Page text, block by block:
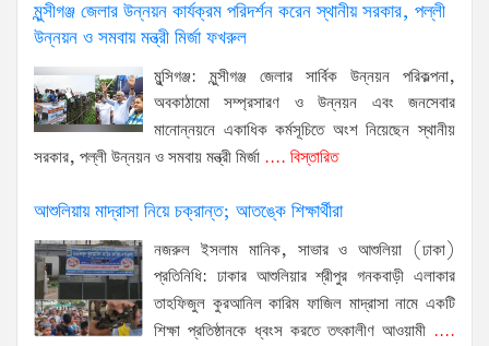
মুন্সীগঞ্জ জেলার উন্নয়ন কার্যক্রম পরিদর্শন করেন স্থানীয় সরকার, পল্লী
উন্নয়ন ও সমবায় মন্ত্রী মির্জা ফখরুল
মুন্সিগঞ্জ: মুন্সীগঞ্জ জেলার সার্বিক উন্নয়ন পরিকল্পনা,
অবকাঠামো সম্প্রসারণ ও উন্নয়ন এবং জনসেবার
মানোন্নয়নে একাধিক কর্মসূচিতে অংশ নিয়েছেন স্থানীয়
সরকার, পল্লী উন্নয়ন ও সমবায় মন্ত্রী মির্জা .... বিস্তারিত
আশুলিয়ায় মাদ্রাসা নিয়ে চক্রান্ত; আতঙ্কে শিক্ষার্থীরা
নজরুল ইসলাম মানিক, সাভার ও আশুলিয়া (ঢাকা)
প্রতিনিধি: ঢাকার আশুলিয়ার শ্রীপুর গনকবাড়ী এলাকার
তাহফিজুল কুরআনিল কারিম ফাজিল মাদ্রাসা নামে একটি
শিক্ষা প্রতিষ্ঠানকে ধ্বংস করতে তৎকালীণ আওয়ামী ....